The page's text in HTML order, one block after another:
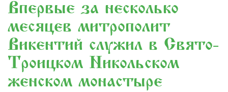
Впервые за несколько
месяцев митрополит
Викентий служил в Свято-
Троицком Никольском
женском монастыре